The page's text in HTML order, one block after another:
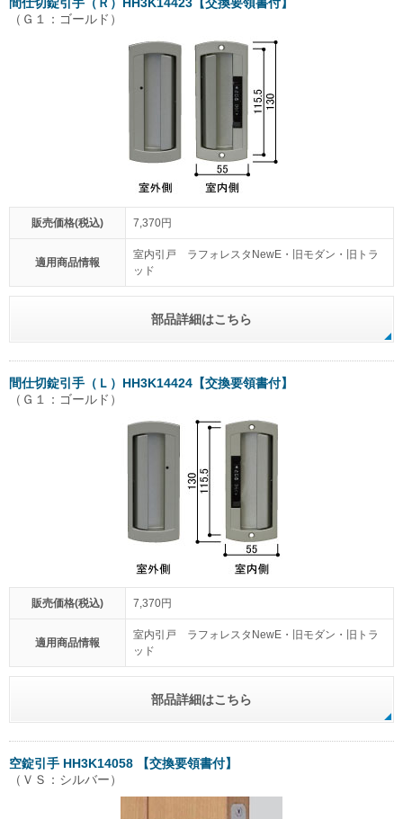
（Ｇ１：ゴールド）
販売価格(税込) 7,370円
適用商品情報
室内引戸 ラフォレスタNewE・旧モダン・旧トラ
ッド
部品詳細はこちら
間仕切錠引手（Ｌ）HH3K14424【交換要領書付】
（Ｇ１：ゴールド）
販売価格(税込) 7,370円
適用商品情報
室内引戸 ラフォレスタNewE・旧モダン・旧トラ
ッド
部品詳細はこちら
空錠引手 HH3K14058 【交換要領書付】
（ＶＳ：シルバー）